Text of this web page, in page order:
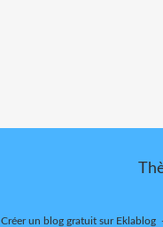
Créer un blog gratuit sur Eklablog